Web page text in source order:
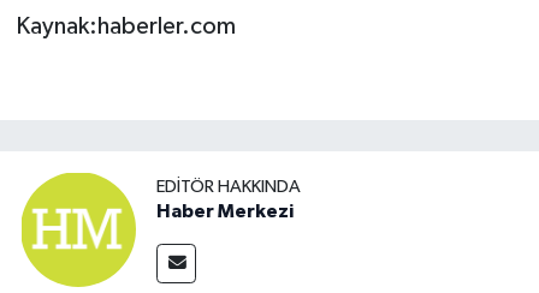
Kaynak:haberler.com
EDITÖR HAKKINDA
Haber Merkezi